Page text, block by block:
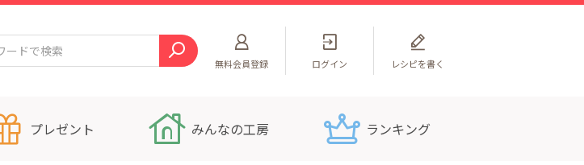
無料会員登録 ログイン レシピを書く
プレゼント みんなの工房 ランキング